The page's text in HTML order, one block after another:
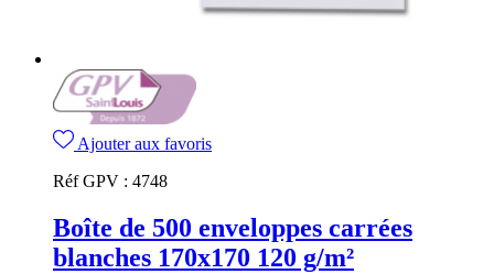
Ajouter aux favoris
Réf GPV : 4748
Boîte de 500 enveloppes carrées
blanches 170x170 120 g/m²